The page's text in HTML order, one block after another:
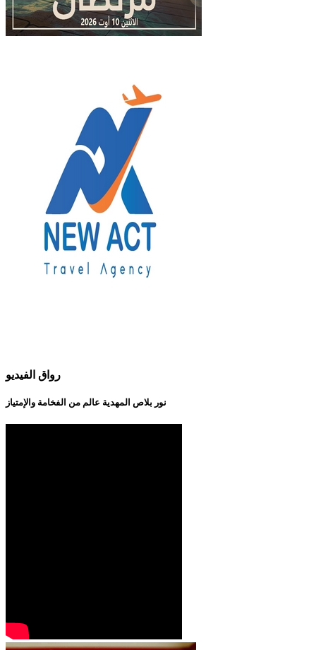
رواق الفيديو
نور بلاص المهدية عالم من الفخامة والإمتياز